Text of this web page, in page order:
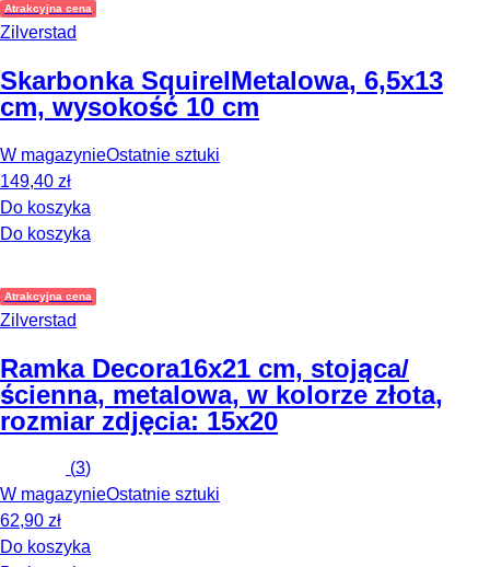
Atrakcyjna cena
Zilverstad
Skarbonka SquirelMetalowa, 6,5x13
cm, wysokość 10 cm
W magazynieOstatnie sztuki
149,40 zł
Do koszyka
Do koszyka
Atrakcyjna cena
Zilverstad
Ramka Decora16x21 cm, stojąca/
ścienna, metalowa, w kolorze złota,
rozmiar zdjęcia: 15x20
(3)
W magazynieOstatnie sztuki
62,90 zł
Do koszyka